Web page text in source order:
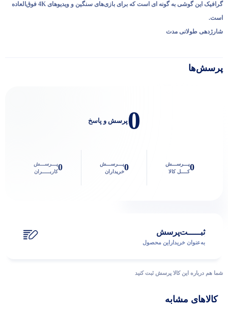
گرافیک این گوشی به گونه ای است که برای بازی‌های سنگین و ویدیوهای 4K فوق‌العاده
است.
شارژدهی طولانی ‌مدت
پرسش‌ها
0پرسش و پاسخ
0پـــرســـش
کــــل کالا
0پـــرســـش
خریداران
0پـــرســـش
کاربـــــران
ثبـــــت‌پرسش
به‌عنوان ‌خریدار‌این‌ محصول
شما هم درباره این کالا پرسش ثبت کنید
کالاهای مشابه